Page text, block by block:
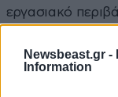
Newsbeast.gr -
Information
εργασιακό
επαγγελματική
ισορροπίας